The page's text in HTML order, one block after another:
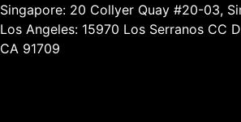
Singapore: 20 Collyer Quay #20-03,
Los Angeles: 15970 Los Serranos CC
CA 91709